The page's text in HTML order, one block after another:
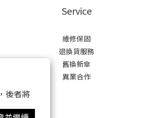
後者將
Service
維修保固
退換貨服務
舊換新傘
異業合作